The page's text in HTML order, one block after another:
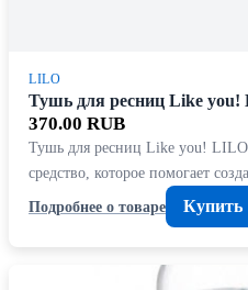
LILO
Тушь для ресниц Like
370.00 RUB
Тушь для ресниц Like you!
средство, которое помогает
Подробнее о товаре
Купить